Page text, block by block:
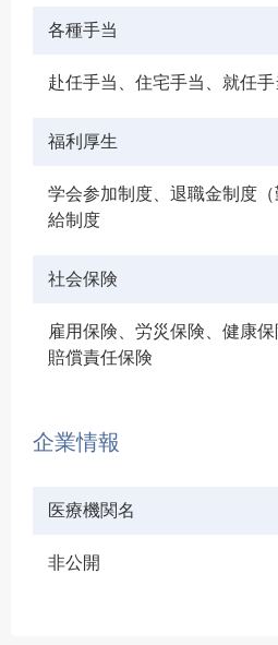
各種手当
赴任手当、住宅手当、就任
福利厚生
学会参加制度、退職金制度
給制度
社会保険
雇用保険、労災保険、健康
賠償責任保険
企業情報
医療機関名
非公開